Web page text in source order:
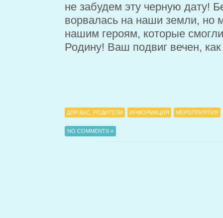
не забудем эту черную дату!
ворвалась на наши земли, но
нашим героям, которые
Родину! Ваш подвиг вечен,
ДЛЯ ВАС, РОДИТЕЛИ ИНФОРМАЦИЯ МЕРОПРИЯТИЯ
NO COMMENTS »